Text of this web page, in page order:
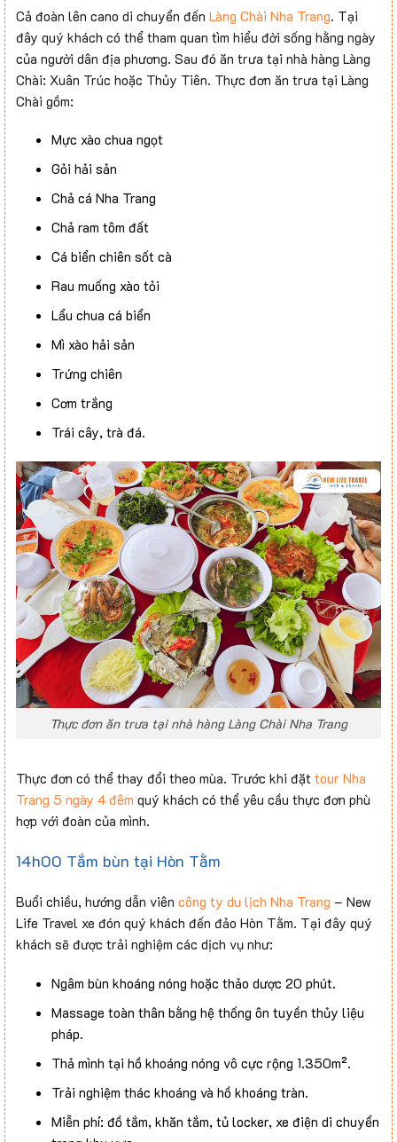
Cả đoàn lên cano di chuyển đến Làng Chài Nha Trang. Tại
đây quý khách có thể tham quan tìm hiểu đời sống hằng ngày
của người dân địa phương. Sau đó ăn trưa tại nhà hàng Làng
Chài: Xuân Trúc hoặc Thủy Tiên. Thực đơn ăn trưa tại Làng
Chài gồm:
Mực xào chua ngọt
Gỏi hải sản
Chả cá Nha Trang
Chả ram tôm đất
Cá biển chiên sốt cà
Rau muống xào tỏi
Lẩu chua cá biển
Mì xào hải sản
Trứng chiên
Cơm trắng
Trái cây, trà đá.
Thực đơn ăn trưa tại nhà hàng Làng Chài Nha Trang
Thực đơn có thể thay đổi theo mùa. Trước khi đặt tour Nha
Trang 5 ngày 4 đêm quý khách có thể yêu cầu thực đơn phù
hợp với đoàn của mình.
14h00 Tắm bùn tại Hòn Tằm
Buổi chiều, hướng dẫn viên công ty du lịch Nha Trang – New
Life Travel xe đón quý khách đến đảo Hòn Tằm. Tại đây quý
khách sẽ được trải nghiệm các dịch vụ như:
Ngâm bùn khoáng nóng hoặc thảo dược 20 phút.
Massage toàn thân bằng hệ thống ôn tuyền thủy liệu
pháp.
Thả mình tại hồ khoáng nóng vô cực rộng 1.350m².
Trải nghiệm thác khoáng và hồ khoáng tràn.
Miễn phí: đồ tắm, khăn tắm, tủ locker, xe điện di chuyển